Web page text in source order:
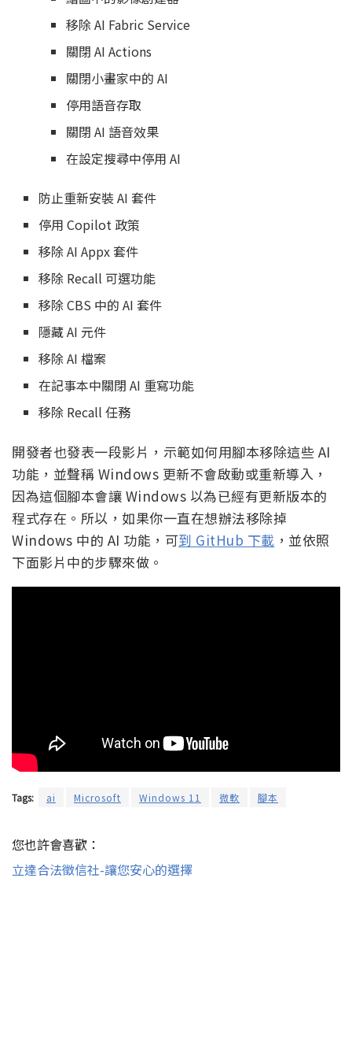
移除 AI Fabric Service
關閉 AI Actions
關閉小畫家中的 AI
停用語音存取
關閉 AI 語音效果
在設定搜尋中停用 AI
防止重新安裝 AI 套件
停用 Copilot 政策
移除 AI Appx 套件
移除 Recall 可選功能
移除 CBS 中的 AI 套件
隱藏 AI 元件
移除 AI 檔案
在記事本中關閉 AI 重寫功能
移除 Recall 任務
開發者也發表一段影片，示範如何用腳本移除這些 AI
功能，並聲稱 Windows 更新不會啟動或重新導入，
因為這個腳本會讓 Windows 以為已經有更新版本的
程式存在。所以，如果你一直在想辦法移除掉
Windows 中的 AI 功能，可到 GitHub 下載 ，並依照
下面影片中的步驟來做。
Tags: ai Microsoft Windows 11 微軟 腳本
您也許會喜歡：
立達合法徵信社-讓您安心的選擇